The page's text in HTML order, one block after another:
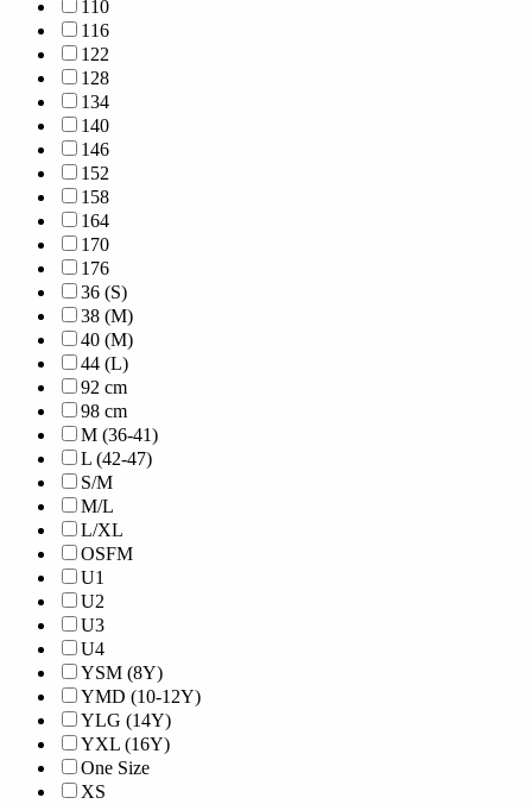
110
116
122
128
134
140
146
152
158
164
170
176
36 (S)
38 (M)
40 (M)
44 (L)
92 cm
98 cm
M (36-41)
L (42-47)
S/M
M/L
L/XL
OSFM
U1
U2
U3
U4
YSM (8Y)
YMD (10-12Y)
YLG (14Y)
YXL (16Y)
One Size
XS